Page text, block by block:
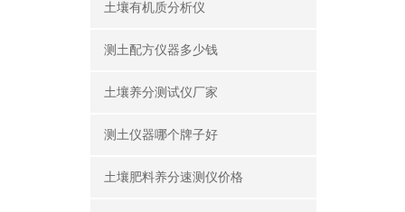
土壤有机质分析仪
测土配方仪器多少钱
土壤养分测试仪厂家
测土仪器哪个牌子好
土壤肥料养分速测仪价格